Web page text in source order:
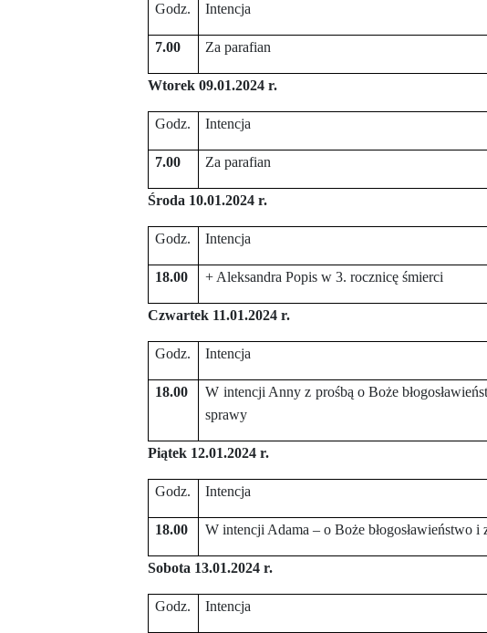
Godz. Intencja
7.00 Za parafian
Wtorek 09.01.2024 r.
Godz. Intencja
7.00 Za parafian
Środa 10.01.2024 r.
Godz. Intencja
18.00 + Aleksandra Popis w 3. rocznicę śmierci
Czwartek 11.01.2024 r.
Godz. Intencja
18.00
W intencji Anny z prośbą o Boże
sprawy
Piątek 12.01.2024 r.
Godz. Intencja
18.00 W intencji Adama – o Boże błogosławieństwo i
Sobota 13.01.2024 r.
Godz. Intencja